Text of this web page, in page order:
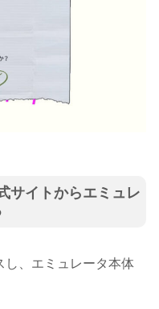
サイトからエミュレ
し、エミュレータ本体